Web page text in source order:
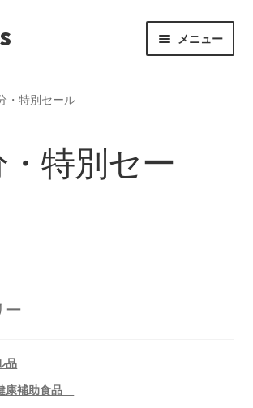
メニュー
・特別セール
特別セー
ー
品
康補助食品